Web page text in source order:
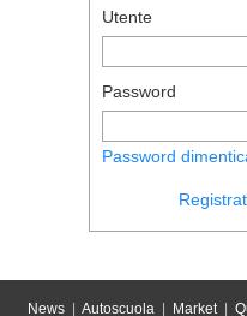
Utente
Password
Password
News| Autoscuola| Market|